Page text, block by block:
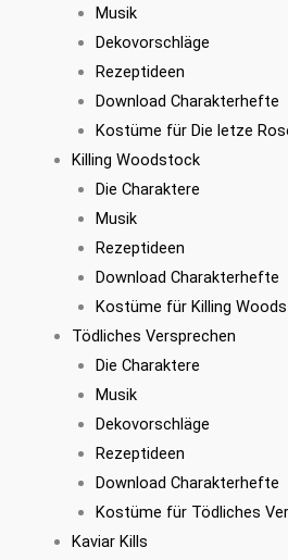
Musik
Dekovorschläge
Rezeptideen
Download Charakterhefte
Kostüme für Die letze
Killing Woodstock
Die Charaktere
Musik
Rezeptideen
Download Charakterhefte
Kostüme für Killing
Tödliches Versprechen
Die Charaktere
Musik
Dekovorschläge
Rezeptideen
Download Charakterhefte
Kostüme für Tödliches
Kaviar Kills